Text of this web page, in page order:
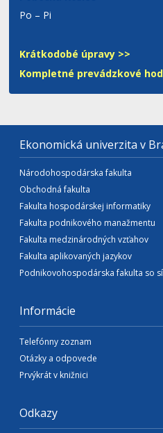
Po – Pi
Krátkodobé úpravy >>
Kompletné prevádzkové
Ekonomická univerzita v
Národohospodárska fakulta
Obchodná fakulta
Fakulta hospodárskej informatiky
Fakulta podnikového manažmentu
Fakulta medzinárodných vzťahov
Fakulta aplikovaných jazykov
Podnikovohospodárska fakulta so
Informácie
Telefónny zoznam
Otázky a odpovede
Prvýkrát v knižnici
Odkazy